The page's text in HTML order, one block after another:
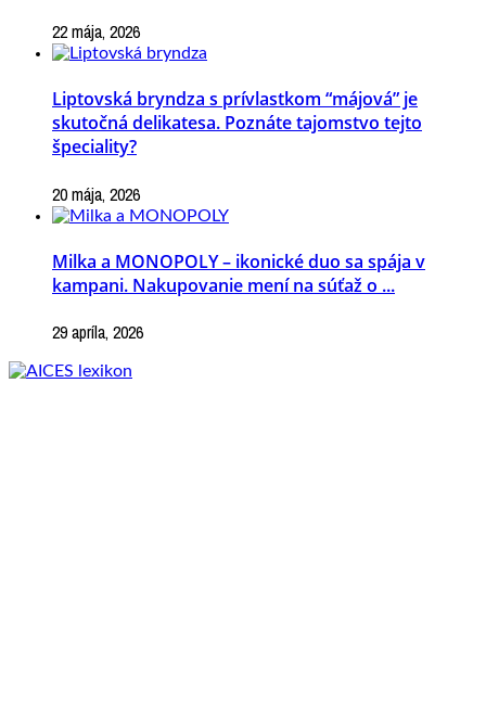
22 mája, 2026
Liptovská bryndza s prívlastkom “májová” je
skutočná delikatesa. Poznáte tajomstvo tejto
špeciality?
20 mája, 2026
Milka a MONOPOLY – ikonické duo sa spája v
kampani. Nakupovanie mení na súťaž o ...
29 apríla, 2026